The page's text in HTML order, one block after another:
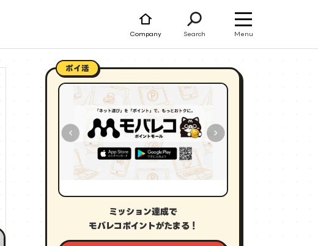
Company Search Menu
ポイ活
ミッション達成で
モバレコポイントがたまる！